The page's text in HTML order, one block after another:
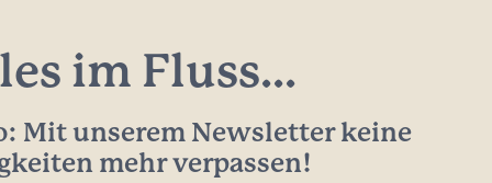
im Fluss...
Mit unserem Newsletter keine
mehr verpassen!